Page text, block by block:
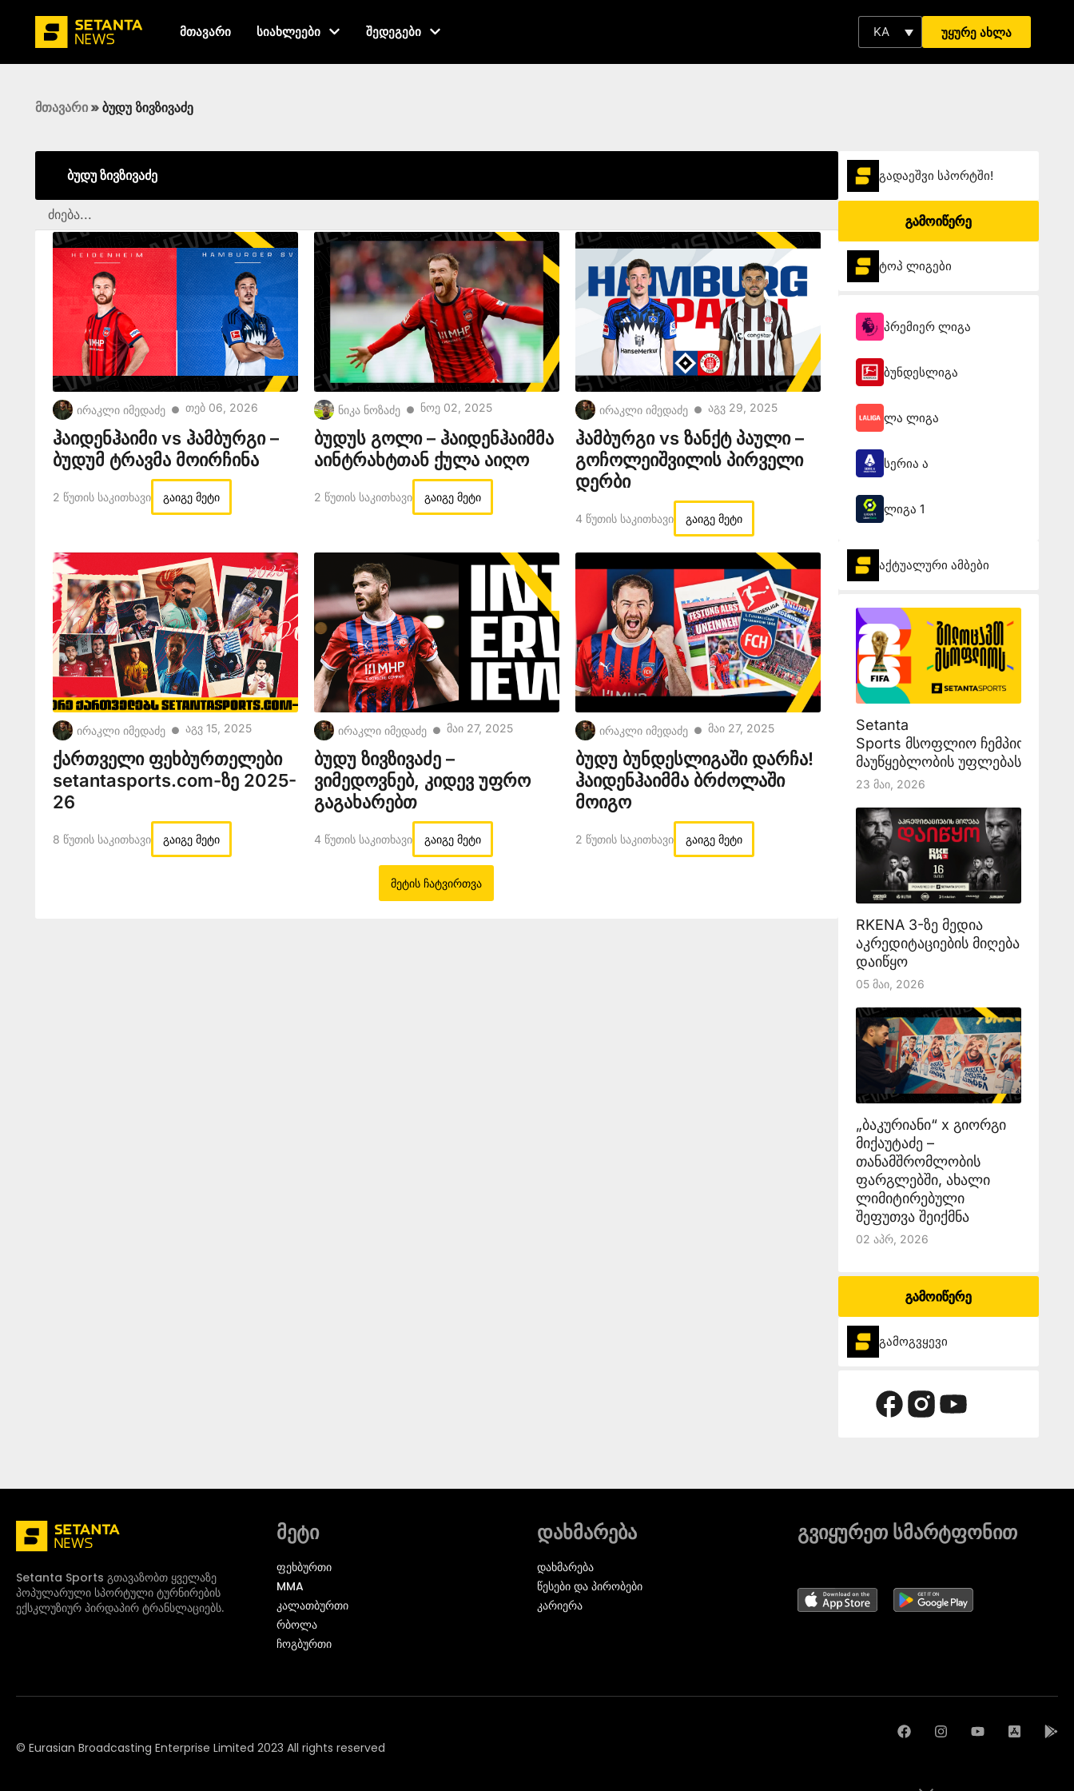
მთავარი სიახლეები შედეგები KA უყურე ახლა
მთავარი » ბუდუ ზივზივაძე
ბუდუ ზივზივაძე
ირაკლი იმედაძე ● Თებ 06, 2026
ჰაიდენჰაიმი vs ჰამბურგი –
ბუდუმ ტრავმა მოირჩინა
2 Წუთის Საკითხავი გაიგე მეტი
ნიკა ნოზაძე ● Ნოე 02, 2025
ბუდუს გოლი – ჰაიდენჰაიმმა
აინტრახტთან ქულა აიღო
2 Წუთის Საკითხავი გაიგე მეტი
ირაკლი იმედაძე ● Აგვ 29, 2025
ჰამბურგი vs ზანქტ პაული –
გოჩოლეიშვილის პირველი
დერბი
4 Წუთის Საკითხავი გაიგე მეტი
ირაკლი იმედაძე ● Აგვ 15, 2025
ქართველი ფეხბურთელები
setantasports.com-ზე 2025-
26
8 Წუთის Საკითხავი გაიგე მეტი
ირაკლი იმედაძე ● Მაი 27, 2025
ბუდუ ზივზივაძე –
ვიმედოვნებ, კიდევ უფრო
გაგახარებთ
4 Წუთის Საკითხავი გაიგე მეტი
ირაკლი იმედაძე ● Მაი 27, 2025
ბუდუ ბუნდესლიგაში დარჩა!
ჰაიდენჰაიმმა ბრძოლაში
მოიგო
2 Წუთის Საკითხავი გაიგე მეტი
მეტის ჩატვირთვა
გადაეშვი სპორტში!
გამოიწერე
ტოპ ლიგები
პრემიერ ლიგა
ბუნდესლიგა
ლა ლიგა
სერია ა
ლიგა 1
აქტუალური ამბები
Setanta
Sports მსოფლიო ჩემპიონატის
მაუწყებლობის უფლებას
23 Მაი, 2026
RKENA 3-ზე მედია
აკრედიტაციების მიღება
დაიწყო
05 Მაი, 2026
„ბაკურიანი“ x გიორგი
მიქაუტაძე –
თანამშრომლობის
ფარგლებში, ახალი
ლიმიტირებული
შეფუთვა შეიქმნა
02 Აპრ, 2026
გამოიწერე
გამოგვყევი
Setanta Sports გთავაზობთ ყველაზე
პოპულარული სპორტული ტურნირების
ექსკლუზიურ პირდაპირ ტრანსლაციებს.
მეტი
ᲤᲔᲮᲑᲣᲠᲗᲘ
MMA
ᲙᲐᲚᲐᲗᲑᲣᲠᲗᲘ
ᲠᲑᲝᲚᲐ
ᲩᲝᲒᲑᲣᲠᲗᲘ
დახმარება
დახმარება
წესები და პირობები
კარიერა
გვიყურეთ სმარტფონით
© Eurasian Broadcasting Enterprise Limited 2023 All rights reserved